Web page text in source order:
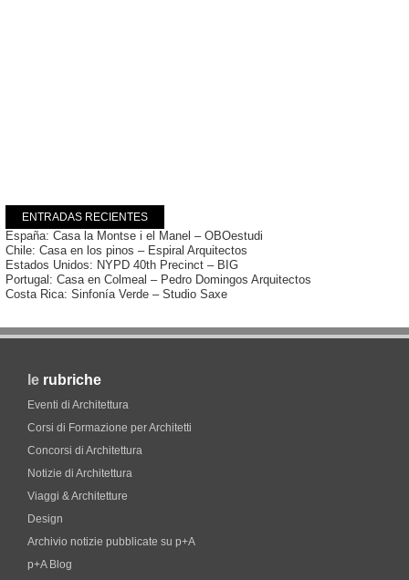
ENTRADAS RECIENTES
España: Casa la Montse i el Manel – OBOestudi
Chile: Casa en los pinos – Espiral Arquitectos
Estados Unidos: NYPD 40th Precinct – BIG
Portugal: Casa en Colmeal – Pedro Domingos Arquitectos
Costa Rica: Sinfonía Verde – Studio Saxe
le rubriche
Eventi di Architettura
Corsi di Formazione per Architetti
Concorsi di Architettura
Notizie di Architettura
Viaggi & Architetture
Design
Archivio notizie pubblicate su p+A
p+A Blog